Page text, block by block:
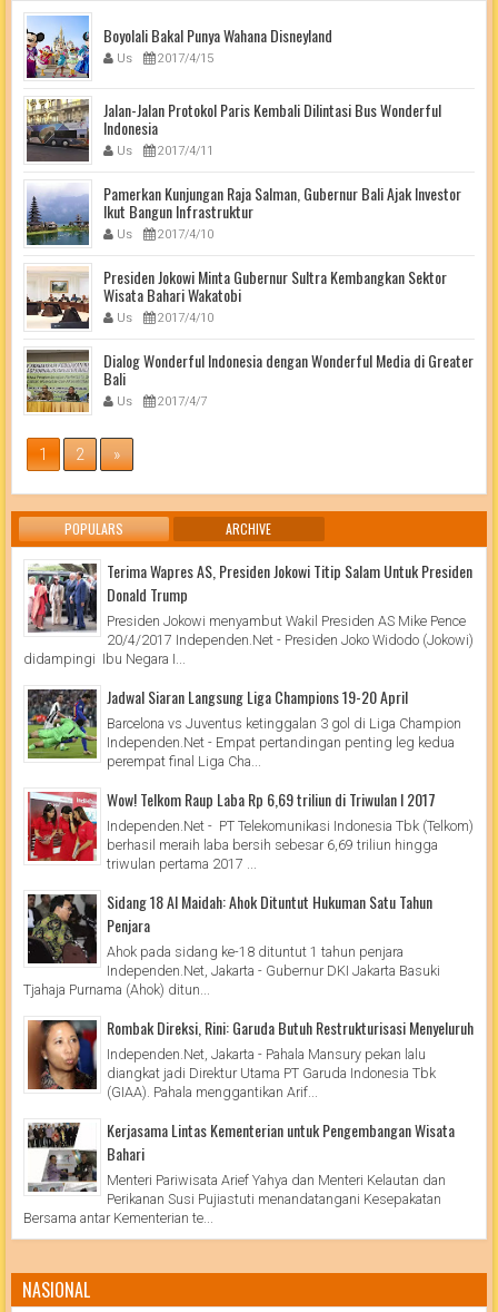
Boyolali Bakal Punya Wahana Disneyland
Us 2017/4/15
Jalan-Jalan Protokol Paris Kembali Dilintasi Bus Wonderful
Indonesia
Us 2017/4/11
Pamerkan Kunjungan Raja Salman, Gubernur Bali Ajak Investor
Ikut Bangun Infrastruktur
Us 2017/4/10
Presiden Jokowi Minta Gubernur Sultra Kembangkan Sektor
Wisata Bahari Wakatobi
Us 2017/4/10
Dialog Wonderful Indonesia dengan Wonderful Media di Greater
Bali
Us 2017/4/7
1 2 »
POPULARS ARCHIVE
Terima Wapres AS, Presiden Jokowi Titip Salam Untuk Presiden
Donald Trump
Presiden Jokowi menyambut Wakil Presiden AS Mike Pence
20/4/2017 Independen.Net - Presiden Joko Widodo (Jokowi)
didampingi Ibu Negara I...
Jadwal Siaran Langsung Liga Champions 19-20 April
Barcelona vs Juventus ketinggalan 3 gol di Liga Champion
Independen.Net - Empat pertandingan penting leg kedua
perempat final Liga Cha...
Wow! Telkom Raup Laba Rp 6,69 triliun di Triwulan I 2017
Independen.Net - PT Telekomunikasi Indonesia Tbk (Telkom)
berhasil meraih laba bersih sebesar 6,69 triliun hingga
triwulan pertama 2017 ...
Sidang 18 Al Maidah: Ahok Dituntut Hukuman Satu Tahun
Penjara
Ahok pada sidang ke-18 dituntut 1 tahun penjara
Independen.Net, Jakarta - Gubernur DKI Jakarta Basuki
Tjahaja Purnama (Ahok) ditun...
Rombak Direksi, Rini: Garuda Butuh Restrukturisasi Menyeluruh
Independen.Net, Jakarta - Pahala Mansury pekan lalu
diangkat jadi Direktur Utama PT Garuda Indonesia Tbk
(GIAA). Pahala menggantikan Arif...
Kerjasama Lintas Kementerian untuk Pengembangan Wisata
Bahari
Menteri Pariwisata Arief Yahya dan Menteri Kelautan dan
Perikanan Susi Pujiastuti menandatangani Kesepakatan
Bersama antar Kementerian te...
NASIONAL